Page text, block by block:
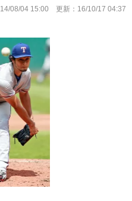
14/08/04 15:00 更新： 16/10/17 04:37